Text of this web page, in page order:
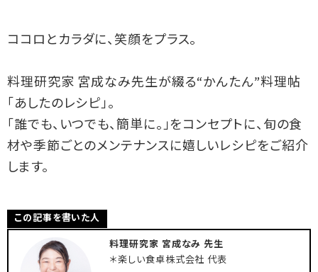
ココロとカラダに、笑顔をプラス。
料理研究家 宮成なみ先生が綴る“かんたん”料理帖
「あしたのレシピ」。
「誰でも、いつでも、簡単に。」をコンセプトに、旬の食
材や季節ごとのメンテナンスに嬉しいレシピをご紹介
します。
この記事を書いた人
料理研究家 宮成なみ 先生
＊楽しい食卓株式会社 代表